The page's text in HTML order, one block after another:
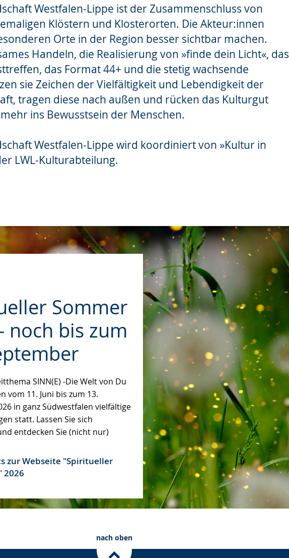
Westfalen-Lippe ist der Zusammenschluss von
Klöstern und Klosterorten. Die Akteur:innen
Orte in der Region besser sichtbar machen.
Handeln, die Realisierung von »finde dein Licht«, das
das Format 44+ und die stetig wachsende
sie Zeichen der Vielfältigkeit und Lebendigkeit der
tragen diese nach außen und rücken das Kulturgut
ins Bewusstsein der Menschen.
Westfalen-Lippe wird koordiniert von »Kultur in
LWL-Kulturabteilung.
Sommer
noch bis zum
SINN(E) -Die Welt von Du
vom 11. Juni bis zum 13.
in ganz Südwestfalen vielfältige
statt. Lassen Sie sich
entdecken Sie (nicht nur)
zur Webseite "Spiritueller
2026
nach oben